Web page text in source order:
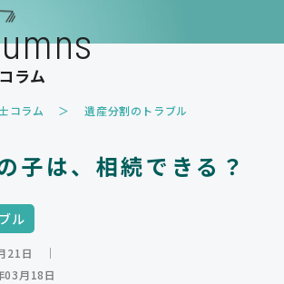
解決事例
ブル 遺留分のトラブル
書作成
ラム
コラム 遺産分割のトラブル
子は、相続できる？
ル
21日
｜
03月18日